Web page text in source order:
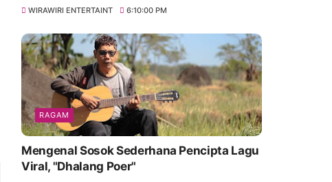
WIRAWIRI ENTERTAINT 6:10:00 PM
RAGAM
Mengenal Sosok Sederhana Pencipta Lagu
Viral, "Dhalang Poer"